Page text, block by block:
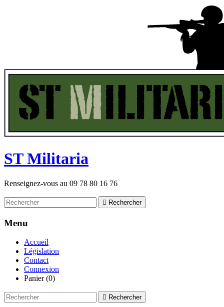
STMilitaria
Renseignez-vous au 09 78 80 16 76
 Rechercher
Menu
Accueil
Législation
Contact
Connexion
Panier (0)
 Rechercher